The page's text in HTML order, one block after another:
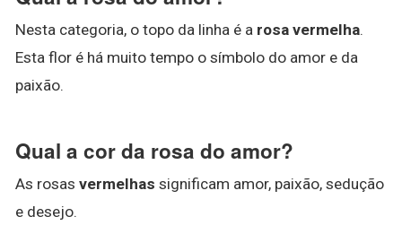
Nesta categoria, o topo da linha é a rosa vermelha.
Esta flor é há muito tempo o símbolo do amor e da
paixão.
Qual a cor da rosa do amor?
As rosas vermelhas significam amor, paixão, sedução
e desejo.